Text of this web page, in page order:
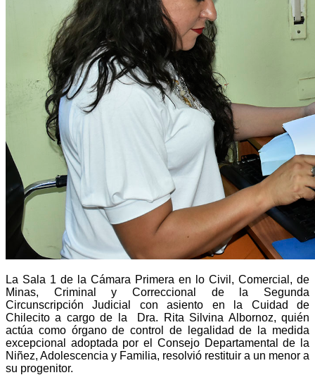
La Sala 1 de la Cámara Primera en lo Civil, Comercial, de
Minas, Criminal y Correccional de la Segunda
Circunscripción Judicial con asiento en la Cuidad de
Chilecito a cargo de la Dra. Rita Silvina Albornoz, quién
actúa como órgano de control de legalidad de la medida
excepcional adoptada por el Consejo Departamental de la
Niñez, Adolescencia y Familia, resolvió restituir a un menor a
su progenitor.